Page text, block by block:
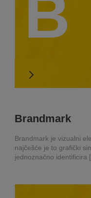
B
Brandmark
Brandmark je vizualni
najčešće je to grafički
jednoznačno identificira